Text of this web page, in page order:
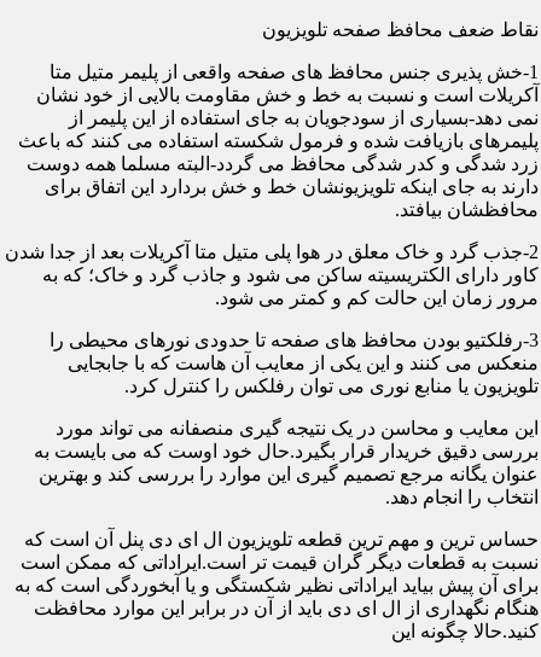
نقاط ضعف محافظ صفحه تلویزیون
1-خش پذیری جنس محافظ های صفحه واقعی از پلیمر متیل متا
آکریلات است و نسبت به خط و خش مقاومت بالایی از خود نشان
نمی دهد-بسیاری از سودجویان به جای استفاده از این پلیمر از
پلیمرهای بازیافت شده و فرمول شکسته استفاده می کنند که باعث
زرد شدگی و کدر شدگی محافظ می گردد-البته مسلما همه دوست
دارند به جای اینکه تلویزیونشان خط و خش بردارد این اتفاق برای
محافظشان بیافتد.
2-جذب گرد و خاک معلق در هوا پلی متیل متا آکریلات بعد از جدا شدن
کاور دارای الکتریسیته ساکن می شود و جاذب گرد و خاک؛ که به
مرور زمان این حالت کم و کمتر می شود.
3-رفلکتیو بودن محافظ های صفحه تا حدودی نورهای محیطی را
منعکس می کنند و این یکی از معایب آن هاست که با جابجایی
تلویزیون یا منابع نوری می توان رفلکس را کنترل کرد.
این معایب و محاسن در یک نتیجه گیری منصفانه می تواند مورد
بررسی دقیق خریدار قرار بگیرد.حال خود اوست که می بایست به
عنوان یگانه مرجع تصمیم گیری این موارد را بررسی کند و بهترین
انتخاب را انجام دهد.
حساس ترین و مهم ترین قطعه تلویزیون ال ای دی پنل آن است که
نسبت به قطعات دیگر گران قیمت تر است.ایراداتی که ممکن است
برای آن پیش بیاید ایراداتی نظیر شکستگی و یا آبخوردگی است که به
هنگام نگهداری از ال ای دی باید از آن در برابر این موارد محافظت
کنید.حالا چگونه این